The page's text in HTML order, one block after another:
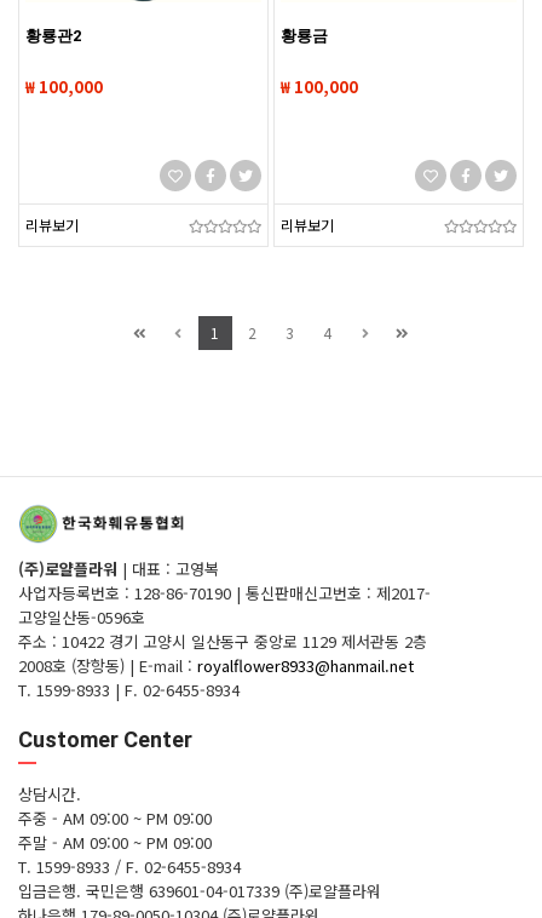
황룡관2
₩ 100,000
리뷰보기
황룡금
₩ 100,000
리뷰보기
1 2 3 4
(주)로얄플라워 | 대표 : 고영복
사업자등록번호 : 128-86-70190 | 통신판매신고번호 : 제2017-
고양일산동-0596호
주소 : 10422 경기 고양시 일산동구 중앙로 1129 제서관동 2층
2008호 (장항동) | E-mail : royalflower8933@hanmail.net
T. 1599-8933 | F. 02-6455-8934
Customer Center
상담시간.
주중 - AM 09:00 ~ PM 09:00
주말 - AM 09:00 ~ PM 09:00
T. 1599-8933 / F. 02-6455-8934
입금은행. 국민은행 639601-04-017339 (주)로얄플라워